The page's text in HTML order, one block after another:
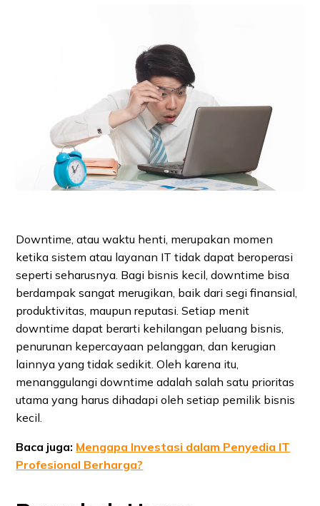
Downtime, atau waktu henti, merupakan momen
ketika sistem atau layanan IT tidak dapat beroperasi
seperti seharusnya. Bagi bisnis kecil, downtime bisa
berdampak sangat merugikan, baik dari segi finansial,
produktivitas, maupun reputasi. Setiap menit
downtime dapat berarti kehilangan peluang bisnis,
penurunan kepercayaan pelanggan, dan kerugian
lainnya yang tidak sedikit. Oleh karena itu,
menanggulangi downtime adalah salah satu prioritas
utama yang harus dihadapi oleh setiap pemilik bisnis
kecil.
Baca juga: Mengapa Investasi dalam Penyedia IT
Profesional Berharga?